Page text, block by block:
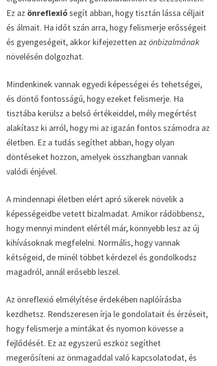
Ez az önreflexiósegít abban, hogy tisztán lássa céljait
és álmait. Ha időt szán arra, hogy felismerje erősségeit
és gyengeségeit, akkor kifejezetten az önbizalmának
növelésén dolgozhat.
Mindenkinek vannak egyedi képességei és tehetségei,
és döntő fontosságú, hogy ezeket felismerje. Ha
tisztába kerülsz a belső értékeiddel, mély megértést
alakítasz ki arról, hogy mi az igazán fontos számodra az
életben. Ez a tudás segíthet abban, hogy olyan
döntéseket hozzon, amelyek összhangban vannak
valódi énjével.
A mindennapi életben elért apró sikerek növelik a
képességeidbe vetett bizalmadat. Amikor rádöbbensz,
hogy mennyi mindent elértél már, könnyebb lesz az új
kihívásoknak megfelelni. Normális, hogy vannak
kétségeid, de minél többet kérdezel és gondolkodsz
magadról, annál erősebb leszel.
Az önreflexió elmélyítése érdekében naplóírásba
kezdhetsz. Rendszeresen írja le gondolatait és érzéseit,
hogy felismerje a mintákat és nyomon kövesse a
fejlődését. Ez az egyszerű eszköz segíthet
megerősíteni az önmagaddal való kapcsolatodat, és